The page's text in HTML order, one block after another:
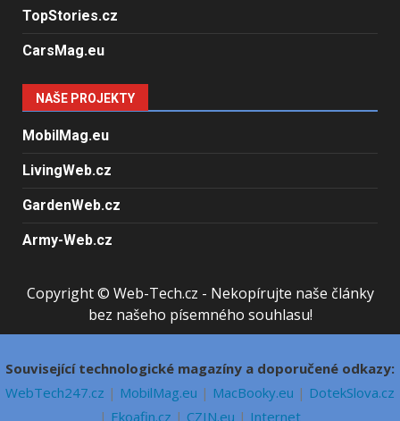
TopStories.cz
CarsMag.eu
NAŠE PROJEKTY
MobilMag.eu
LivingWeb.cz
GardenWeb.cz
Army-Web.cz
Copyright © Web-Tech.cz - Nekopírujte naše články
bez našeho písemného souhlasu!
Související technologické magazíny a doporučené odkazy:
WebTech247.cz | MobilMag.eu | MacBooky.eu | DotekSlova.cz
| Ekoafin.cz | CZIN.eu | Internet